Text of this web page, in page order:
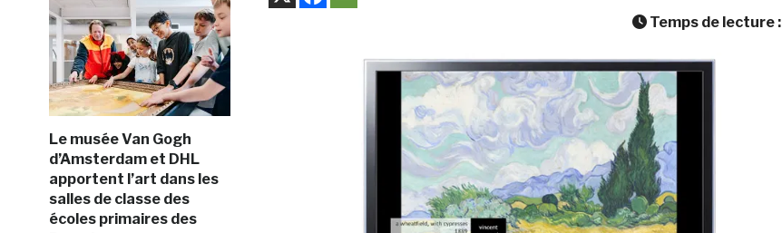
Le musée Van Gogh
d’Amsterdam et DHL
apportent l’art dans les
salles de classe des
écoles primaires des
Temps de lecture :